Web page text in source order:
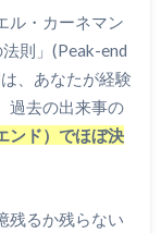
ル・カーネマン
則」(Peak-end
、あなたが経験
過去の出来事の
ンド）でほぼ決
残るか残らない